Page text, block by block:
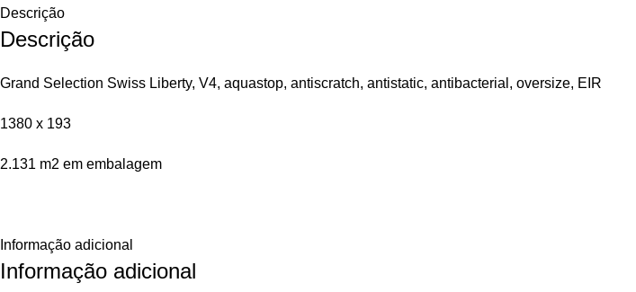
Descrição
Descrição
Grand Selection Swiss Liberty, V4, aquastop, antiscratch, antistatic, antibacterial, oversize, EIR
1380 x 193
2.131 m2 em embalagem
Informação adicional
Informação adicional